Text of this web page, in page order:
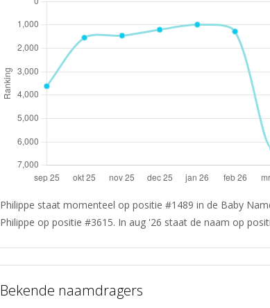
Philippe staat momenteel op positie #1489 in de Baby
Philippe op positie #3615. In aug '26 staat de naam op
Bekende naamdragers